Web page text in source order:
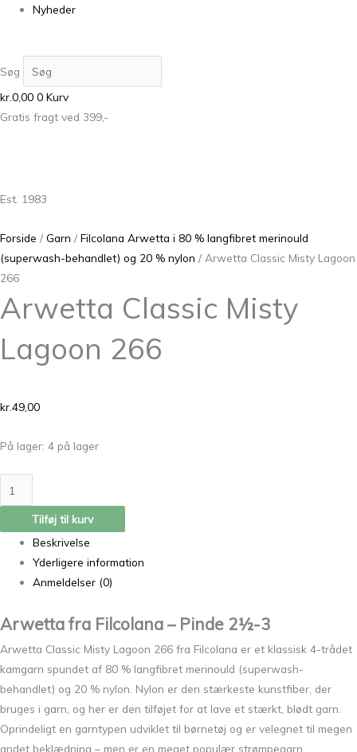
Nyheder
Søg
kr.0,00 0 Kurv
Gratis fragt ved 399,-
Est. 1983
Forside / Garn / Filcolana Arwetta i 80 % langfibret merinould
(superwash-behandlet) og 20 % nylon / Arwetta Classic Misty Lagoon
266
Arwetta Classic Misty
Lagoon 266
kr.49,00
På lager: 4 på lager
Tilføj til kurv
Beskrivelse
Yderligere information
Anmeldelser (0)
Arwetta fra Filcolana – Pinde 2½-3
Arwetta Classic Misty Lagoon 266 fra Filcolana er et klassisk 4-trådet
kamgarn spundet af 80 % langfibret merinould (superwash-
behandlet) og 20 % nylon. Nylon er den stærkeste kunstfiber, der
bruges i garn, og her er den tilføjet for at lave et stærkt, blødt garn.
Oprindeligt en garntypen udviklet til børnetøj og er velegnet til megen
andet beklædning – men er en meget populær strømpegarn.